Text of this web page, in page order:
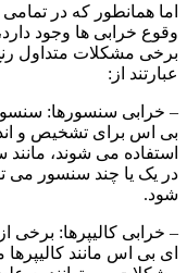
اما همانطور که در
وقوع خرابی ها وجود
برخی مشکلات متداول
عبارتند از:
– خرابی سنسورها:
بی اس برای تشخیص و
استفاده می شوند،
در یک یا چند سنسور می
شود.
– خرابی کالیپرها:
ای بی اس مانند